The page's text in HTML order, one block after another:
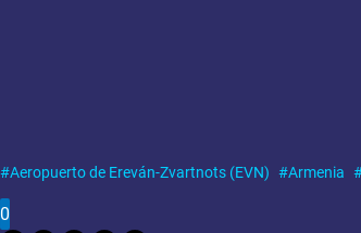
Aeropuerto de Ereván-Zvartnots (EVN) Armenia
0